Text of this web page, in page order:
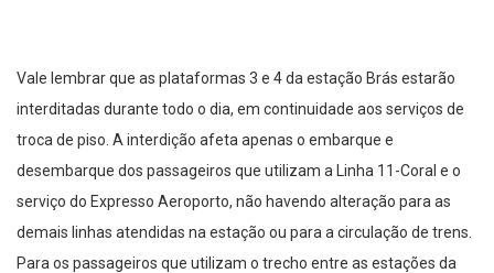
Vale lembrar que as plataformas 3 e 4 da estação Brás estarão
interditadas durante todo o dia, em continuidade aos serviços de
troca de piso. A interdição afeta apenas o embarque e
desembarque dos passageiros que utilizam a Linha 11-Coral e o
serviço do Expresso Aeroporto, não havendo alteração para as
demais linhas atendidas na estação ou para a circulação de trens.
Para os passageiros que utilizam o trecho entre as estações da